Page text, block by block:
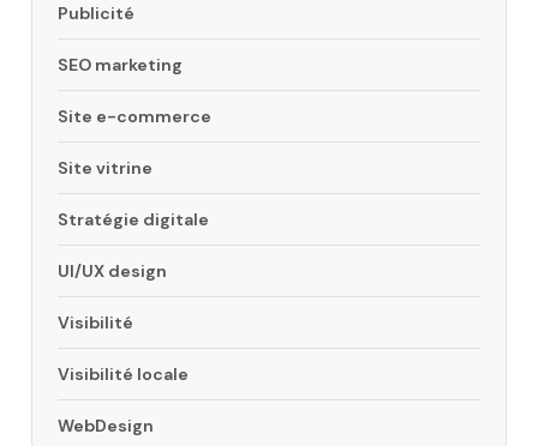
Publicité
SEO marketing
Site e-commerce
Site vitrine
Stratégie digitale
UI/UX design
Visibilité
Visibilité locale
WebDesign